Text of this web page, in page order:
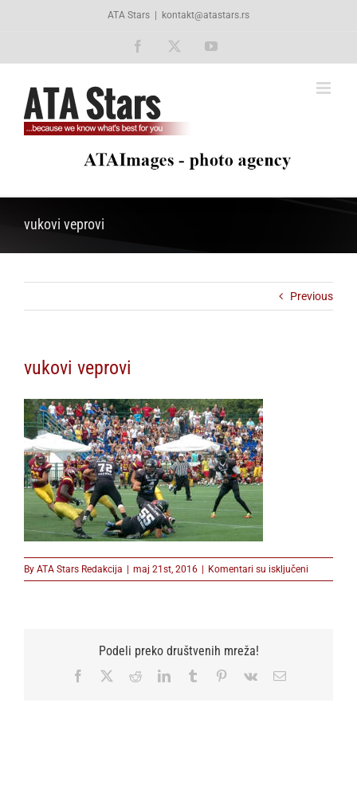
ATA Stars kontakt@atastars.rs
Facebook YouTube
vukovi veprovi
Previous
vukovi veprovi
By ATA Stars Redakcija | maj 21st, 2016 | Komentari su isključeni
vukovi
Podeli preko društvenih mreža!
Facebook RedditLinkedInTumblr Pinterest
Vk Email